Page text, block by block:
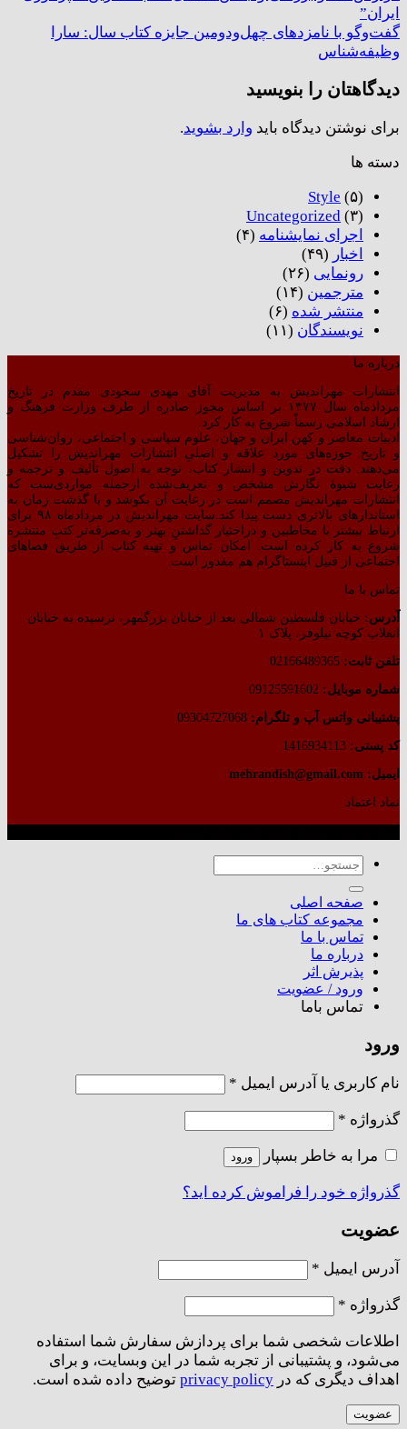
ایران”
گفت‌وگو با نامزدهای چهل‌ودومین جایزه کتاب سال: سارا
وظیفه‌شناس
دیدگاهتان را بنویسید
برای نوشتن دیدگاه باید وارد بشوید.
دسته ها
Style (۵)
Uncategorized (۳)
اجرای نمایشنامه (۴)
اخبار (۴۹)
رونمایی (۲۶)
مترجمین (۱۴)
منتشر شده (۶)
نویسندگان (۱۱)
درباره ما
انتشارات مهراندیش به مدیریت آقای مهدی سجودی مقدم در تاریخ
مردادماه سال ۱۳۷۷ بر اساس مجوز صادره از طرف وزارت فرهنگ و
ارشاد اسلامی رسماً شروع به کار کرد.
ادبیات معاصر و کهن ایران و جهان، علوم سیاسی و اجتماعی، روان‌شناسی
و تاریخ حوزه‌های مورد علاقه و اصلیِ انتشارات مهراندیش را تشکیل
می‌دهند. دقت در تدوین و انتشار کتاب،‌ توجه به اصول تألیف و ترجمه و
رعایت شیوهٔ نگارش مشخص و تعریف‌شده ازجمله مواردی‌ست که
انتشارات مهراندیش مصمم است در رعایت آن بکوشد و با گذشت زمان به
استاندارهای بالاتری دست پیدا کند.سایت مهراندیش در مردادماه ۹۸ برای
ارتباط بیشتر با مخاطبین و دراختیار گذاشتنِ بهتر و به‌صرفه‌تر کتبِ منتشره
شروع به کار کرده است. امکان تماس و تهیه کتاب از طریق فضاهای
اجتماعی از قبیل اینستاگرام هم مقدور است.
تماس با ما
آدرس: خیابان فلسطین شمالی بعد از خیابان بزرگمهر، نرسیده به خیابان
انقلاب کوچه نیلوفر، پلاک ۱
تلفن ثابت:
شماره موبایل:
پشتیبانی واتس آپ و تلگرام:
کد پستی:
ایمیل: mehrandish@gmail.com
نماد اعتماد
جستجو
برای:
صفحه اصلی
مجموعه کتاب های ما
تماس با ما
درباره ما
پذیرش اثر
ورود / عضویت
تماس باما
ورود
نام کاربری یا آدرس ایمیل *
گذرواژه *
مرا به خاطر بسپار ورود
گذرواژه خود را فراموش کرده اید؟
عضویت
آدرس ایمیل *
گذرواژه *
اطلاعات شخصی شما برای پردازش سفارش شما استفاده
می‌شود، و پشتیبانی از تجربه شما در این وبسایت، و برای
اهداف دیگری که در privacy policy توضیح داده شده است.
عضویت